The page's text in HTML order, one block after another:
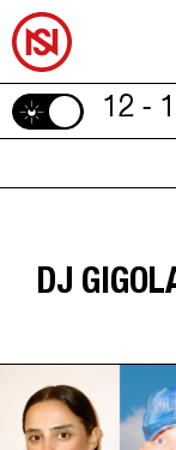
12 -
DJ